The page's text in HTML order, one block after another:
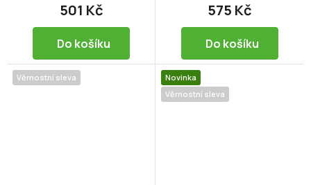
501 Kč
Do košíku
575 Kč
Do košíku
Věrnostní sleva
Novinka
Věrnostní sleva